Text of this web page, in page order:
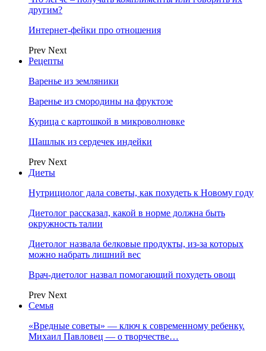
другим?
Интернет-фейки про отношения
Prev Next
Рецепты
Варенье из земляники
Варенье из смородины на фруктозе
Курица с картошкой в микроволновке
Шашлык из сердечек индейки
Prev Next
Диеты
Нутрициолог дала советы, как похудеть к Новому году
Диетолог рассказал, какой в норме должна быть
окружность талии
Диетолог назвала белковые продукты, из-за которых
можно набрать лишний вес
Врач-диетолог назвал помогающий похудеть овощ
Prev Next
Семья
«Вредные советы» — ключ к современному ребенку.
Михаил Павловец — о творчестве…